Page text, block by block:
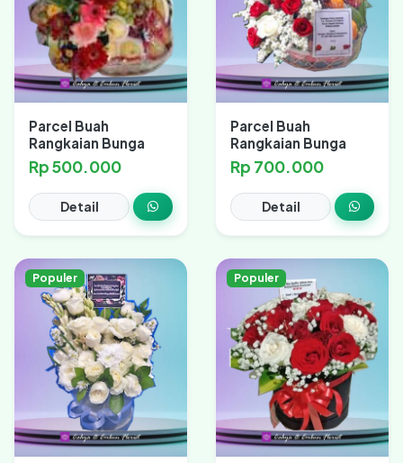
Parcel Buah
Rangkaian Bunga
Rp 500.000
Detail
Parcel Buah
Rangkaian Bunga
Rp 700.000
Detail
Populer Populer